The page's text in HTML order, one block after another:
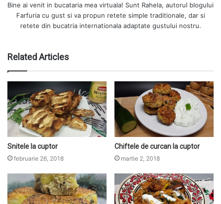
Bine ai venit in bucataria mea virtuala! Sunt Rahela, autorul blogului
Farfuria cu gust si va propun retete simple traditionale, dar si
retete din bucatria internationala adaptate gustului nostru.
Related Articles
Snitele la cuptor
februarie 26, 2018
Chiftele de curcan la cuptor
martie 2, 2018